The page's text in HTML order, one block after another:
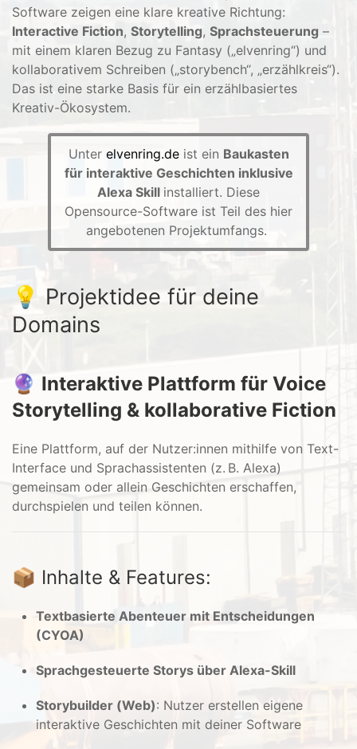
Software zeigen eine klare kreative Richtung:
Interactive Fiction, Storytelling, Sprachsteuerung –
mit einem klaren Bezug zu Fantasy („elvenring“) und
kollaborativem Schreiben („storybench“, „erzählkreis“).
Das ist eine starke Basis für ein erzählbasiertes
Kreativ-Ökosystem.
Unter elvenring.deist ein Baukasten
für interaktive Geschichten inklusive
Alexa Skill installiert. Diese
Opensource-Software ist Teil des hier
angebotenen Projektumfangs.
💡 Projektidee für deine
Domains
🔮 Interaktive Plattform für Voice
Storytelling & kollaborative Fiction
Eine Plattform, auf der Nutzer:innen mithilfe von Text-
Interface und Sprachassistenten (z. B. Alexa)
gemeinsam oder allein Geschichten erschaffen,
durchspielen und teilen können.
📦 Inhalte & Features:
Textbasierte Abenteuer mit Entscheidungen
(CYOA)
Sprachgesteuerte Storys über Alexa-Skill
Storybuilder (Web): Nutzer erstellen eigene
interaktive Geschichten mit deiner Software